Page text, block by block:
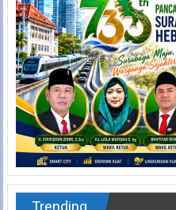
Trending